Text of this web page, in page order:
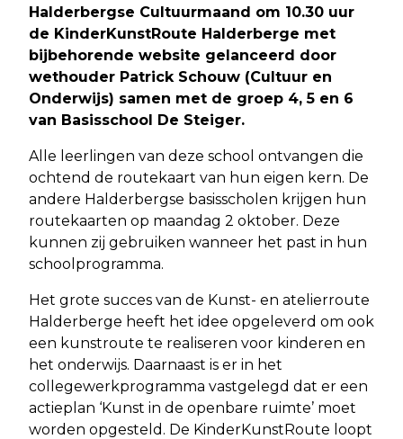
Halderbergse Cultuurmaand om 10.30 uur
de KinderKunstRoute Halderberge met
bijbehorende website gelanceerd door
wethouder Patrick Schouw (Cultuur en
Onderwijs) samen met de groep 4, 5 en 6
van Basisschool De Steiger.
Alle leerlingen van deze school ontvangen die
ochtend de routekaart van hun eigen kern. De
andere Halderbergse basisscholen krijgen hun
routekaarten op maandag 2 oktober. Deze
kunnen zij gebruiken wanneer het past in hun
schoolprogramma.
Het grote succes van de Kunst- en atelierroute
Halderberge heeft het idee opgeleverd om ook
een kunstroute te realiseren voor kinderen en
het onderwijs. Daarnaast is er in het
collegewerkprogramma vastgelegd dat er een
actieplan ‘Kunst in de openbare ruimte’ moet
worden opgesteld. De KinderKunstRoute loopt